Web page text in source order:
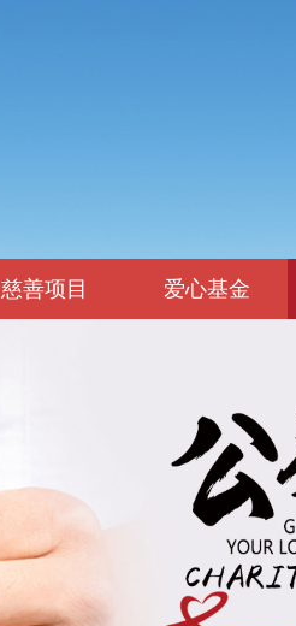
慈善项目 爱心基金